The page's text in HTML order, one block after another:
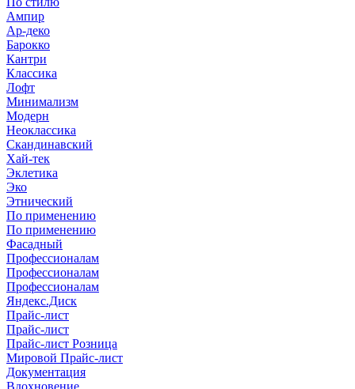
Ампир
Ар-деко
Барокко
Кантри
Классика
Лофт
Минимализм
Модерн
Неоклассика
Скандинавский
Хай-тек
Эклетика
Эко
Этнический
По применению
По применению
Фасадный
Профессионалам
Профессионалам
Профессионалам
Яндекс.Диск
Прайс-лист
Прайс-лист
Прайс-лист Розница
Мировой Прайс-лист
Документация
Вдохновение